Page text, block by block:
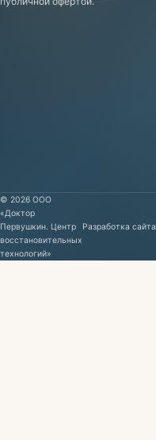
© 2026 ООО
«Доктор
Первушкин. Центр
восстановительных
технологий»
Разработка сайта